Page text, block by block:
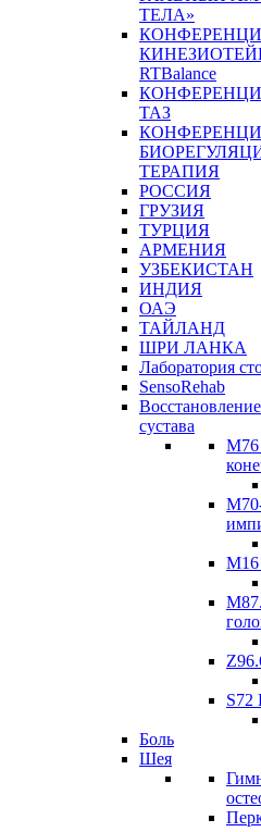
ТЕЛА»
RTBalance
ТАЗ
ТЕРАПИЯ
РОССИЯ
ГРУЗИЯ
ТУРЦИЯ
АРМЕНИЯ
УЗБЕКИСТАН
ИНДИЯ
ОАЭ
ТАЙЛАНД
ШРИ ЛАНКА
Лаборатория
SensoRehab
сустава
М76
M16
S72
Боль
Шея